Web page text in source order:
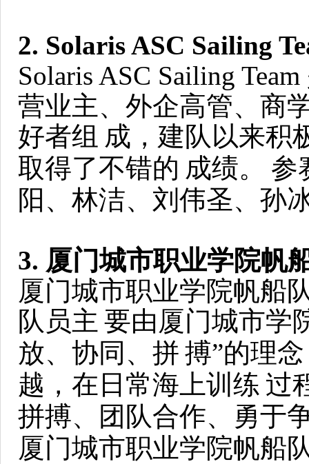
2. Solaris ASC Sailing
Solaris ASC Sailing
营业主、外企高管、商
好者组 成，建队以来积
取得了不错的 成绩。
参
阳、林洁、刘伟圣、孙
3. 厦门城市职业学院帆
厦门城市职业学院帆船
队员主 要由厦门城市学
放、协同、拼 搏”的理
越，在日常海上训练 过
拼搏、团队合作、勇于
厦门城市职业学院帆船